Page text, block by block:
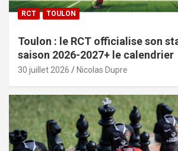
RCT TOULON
Toulon : le RCT officialise son
saison 2026-2027+ le calendrier
30 juillet 2026 Nicolas Dupre